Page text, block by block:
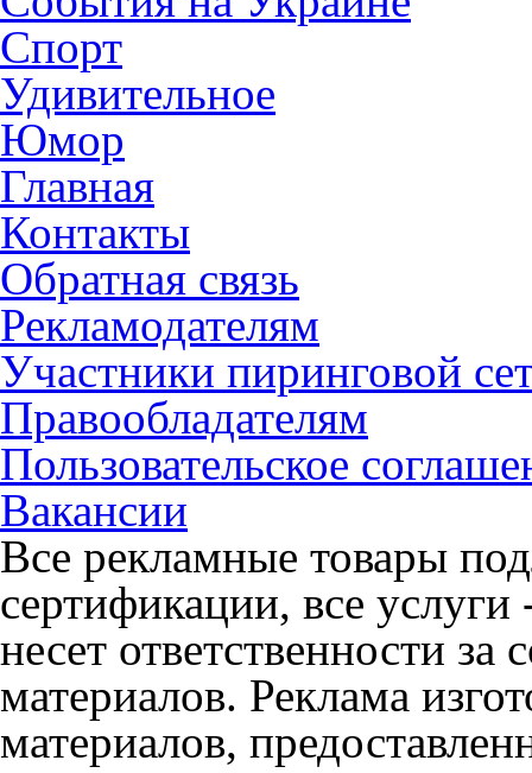
Спорт
Удивительное
Юмор
Главная
Контакты
Обратная связь
Рекламодателям
Участники пиринговой
Правообладателям
Пользовательское
Вакансии
Все рекламные товары
сертификации, все
несет ответственности
материалов. Реклама
материалов,